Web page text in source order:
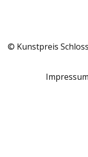
© Kunstpreis
Impressum